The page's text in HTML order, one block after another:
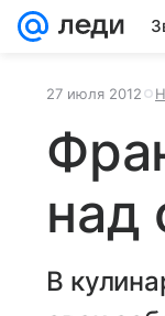
27 июля 2012
над
В